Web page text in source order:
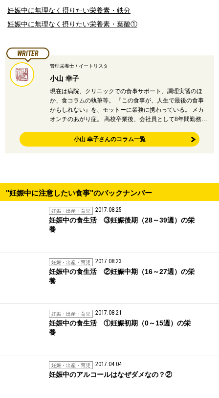
妊娠中に無理なく摂りたい栄養素・鉄分
妊娠中に無理なく摂りたい栄養素・葉酸①
WRITER
管理栄養士 / イートリスタ
小山 幸子
現在は病院、クリニックでの食事サポート、調理実習のほ
か、食コラムの執筆等。 『この食事が、人生で最後の食事
かもしれない』を、モットーに業務に携わっている。 メカ
オンチのあがり症。 高校卒業後、会社員として8年間勤務…
小山 幸子さんのコラム一覧
"妊娠中に注意したい食事"のバックナンバー
妊娠・出産・育児 2017.08.25
妊娠中の食生活 ③妊娠後期（28～39週）の栄
養
妊娠・出産・育児 2017.08.23
妊娠中の食生活 ②妊娠中期（16～27週）の栄
養
妊娠・出産・育児 2017.08.21
妊娠中の食生活 ①妊娠初期（0～15週）の栄
養
妊娠・出産・育児 2017.04.04
妊娠中のアルコールはなぜダメなの？②